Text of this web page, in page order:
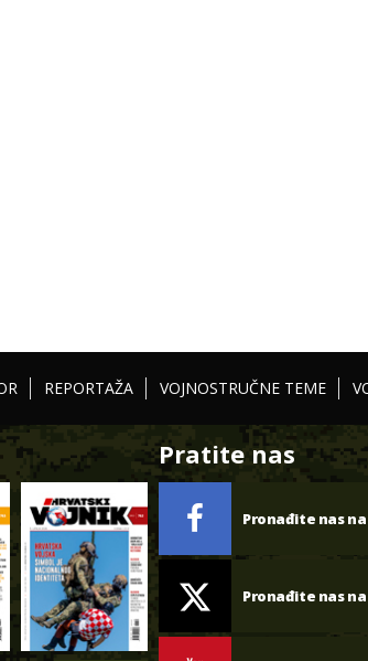
REPORTAŽA VOJNOSTRUČNE TEME
Pratite nas
Pronađite nas
Pronađite nas na